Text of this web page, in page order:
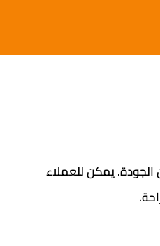
الجودة. يمكن للعملاء